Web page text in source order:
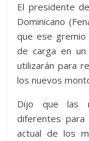
El presidente
Dominicano
que ese
de carga en
utilizarán para
los nuevos
Dijo que las
diferentes para
actual de los